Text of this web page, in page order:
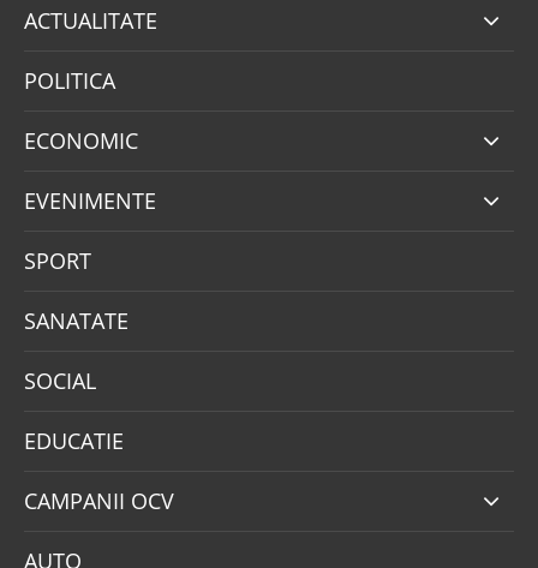
ACTUALITATE
POLITICA
ECONOMIC
EVENIMENTE
SPORT
SANATATE
SOCIAL
EDUCATIE
CAMPANII OCV
AUTO